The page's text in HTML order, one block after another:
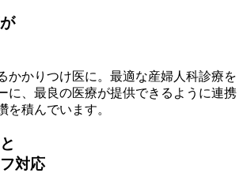
かかりつけ医に。最適な産婦人科診療を
に、最良の医療が提供できるように連携
を積んでいます。
対応